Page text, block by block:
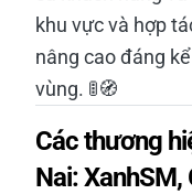
khu vực và hợp
nâng cao đáng
vùng. 🚦🧭
Các thương
Nai: XanhSM,